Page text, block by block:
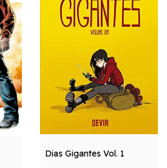
Dias Gigantes Vol. 1